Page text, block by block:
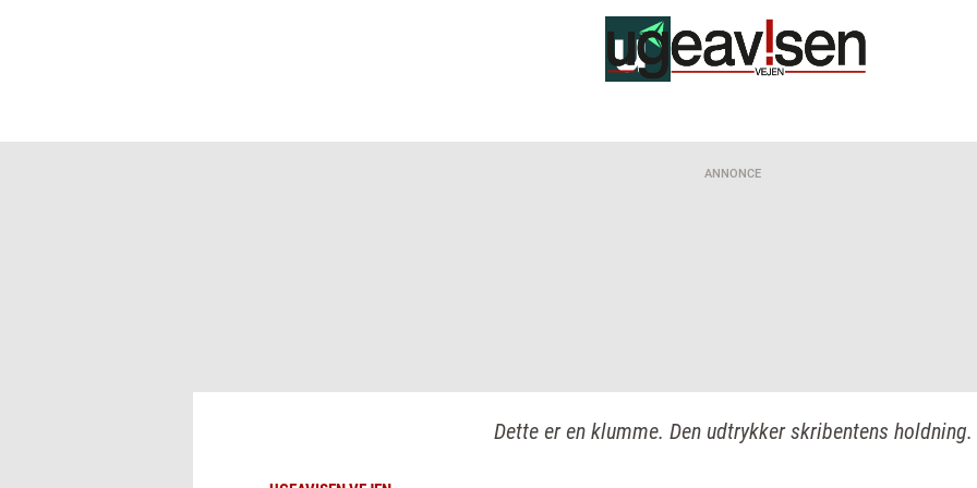
ANNONCE
Dette er en klumme. Den udtrykker skribentens holdning.